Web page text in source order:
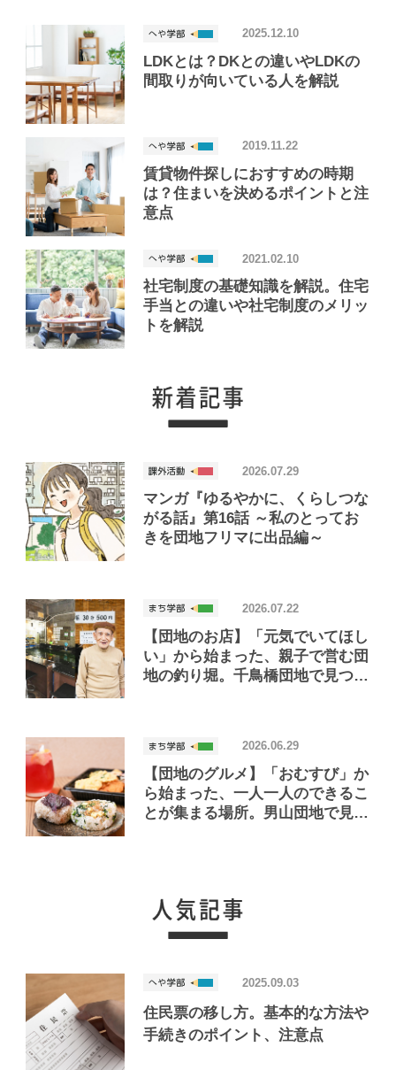
LDKとは？DKとの違いやLDKの
間取りが向いている人を解説
2025.12.10
賃貸物件探しにおすすめの時期
は？住まいを決めるポイントと注
意点
2019.11.22
社宅制度の基礎知識を解説。住宅
手当との違いや社宅制度のメリッ
トを解説
2021.02.10
マンガ『ゆるやかに、くらしつな
がる話』第16話 ～私のとってお
きを団地フリマに出品編～
2026.07.29
【団地のお店】「元気でいてほし
い」から始まった、親子で営む団
地の釣り堀。千鳥橋団地で見つけ
2026.07.22
【団地のグルメ】「おむすび」か
ら始まった、一人一人のできるこ
とが集まる場所。男山団地で見つ
2026.06.29
住民票の移し方。基本的な方法や
手続きのポイント、注意点
2025.09.03